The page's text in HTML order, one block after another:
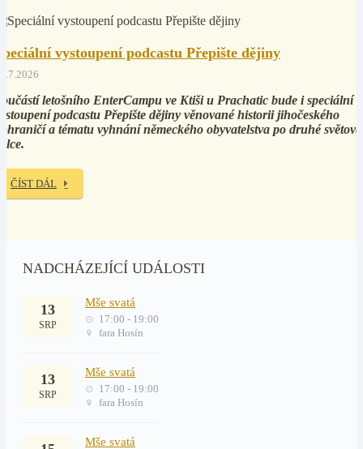
vystoupení podcastu Přepište dějiny
letošního EnterCampu ve Ktiši u Prachatic bude i speciální
podcastu Přepište dějiny věnované historii jihočeského
a tématu vyhnání německého obyvatelstva po druhé světové
ČÍST DÁL
NADCHÁZEJÍCÍ UDÁLOSTI
13
SRP
Mše svatá
17:00 - 19:00
fara Hosín
13
SRP
Mše svatá
17:00 - 19:00
fara Hosín
Mše svatá